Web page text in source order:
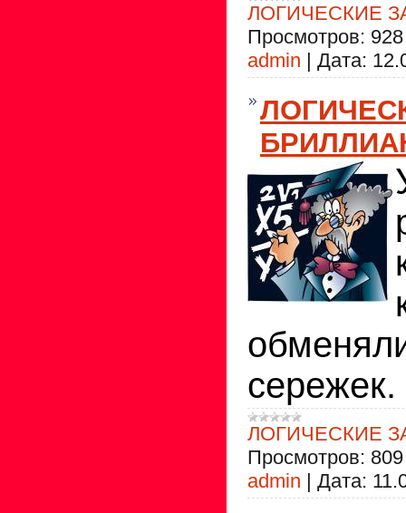
ЛОГИЧЕСКИЕ
Просмотров: 928
admin | Дата:
сережек.
ЛОГИЧЕСКИЕ
Просмотров: 809
admin | Дата: